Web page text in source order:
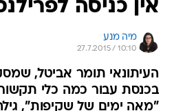
מיה מנע
27.7.2015 / 10:10
העיתונאי תומר אביטל,
בכנסת עבור כמה כלי
"מאה ימים של שקיפות",
לכנסת בוטל. הסיבה, כך
"מאז סיימת את עבודתך